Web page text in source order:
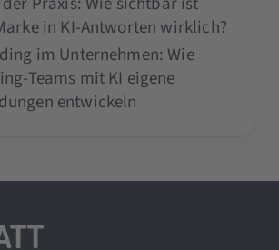
in KI-Antworten wirklich?
im Unternehmen: Wie
Teams mit KI eigene
entwickeln